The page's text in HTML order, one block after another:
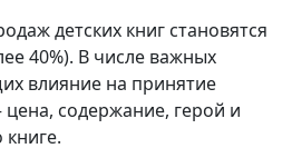
детских книг становятся
40%). В числе важных
влияние на принятие
содержание, герой и